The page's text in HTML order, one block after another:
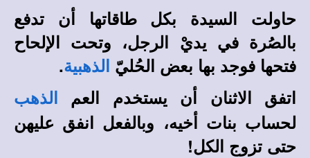
حاولت السيدة بكل طاقاتها أن تدفع
بالصُرة في يديْ الرجل، وتحت الإلحاح
فتحها فوجد بها بعض الحُليّ
الذهبية.
اتفق الاثنان أن يستخدم العم
الذهب
لحساب بنات أخيه، وبالفعل انفق عليهن
حتى تزوج الكل!